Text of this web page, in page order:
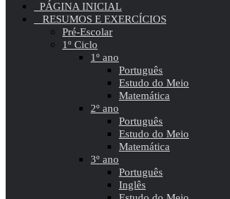
PÁGINA INICIAL
RESUMOS E EXERCÍCIOS
Pré-Escolar
1º Ciclo
1º ano
Português
Estudo do Meio
Matemática
2º ano
Português
Estudo do Meio
Matemática
3º ano
Português
Inglês